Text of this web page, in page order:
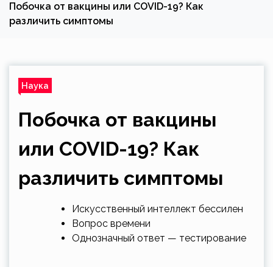
Побочка от вакцины или COVID-19? Как
различить симптомы
Наука
Побочка от вакцины
или COVID-19? Как
различить симптомы
Искусственный интеллект бессилен
Вопрос времени
Однозначный ответ — тестирование